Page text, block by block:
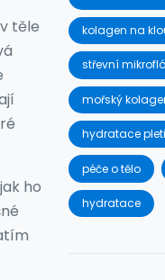
těle
ho
kolagen na
střevní
mořský
hydratace pleti
péče o tělo
hydratace